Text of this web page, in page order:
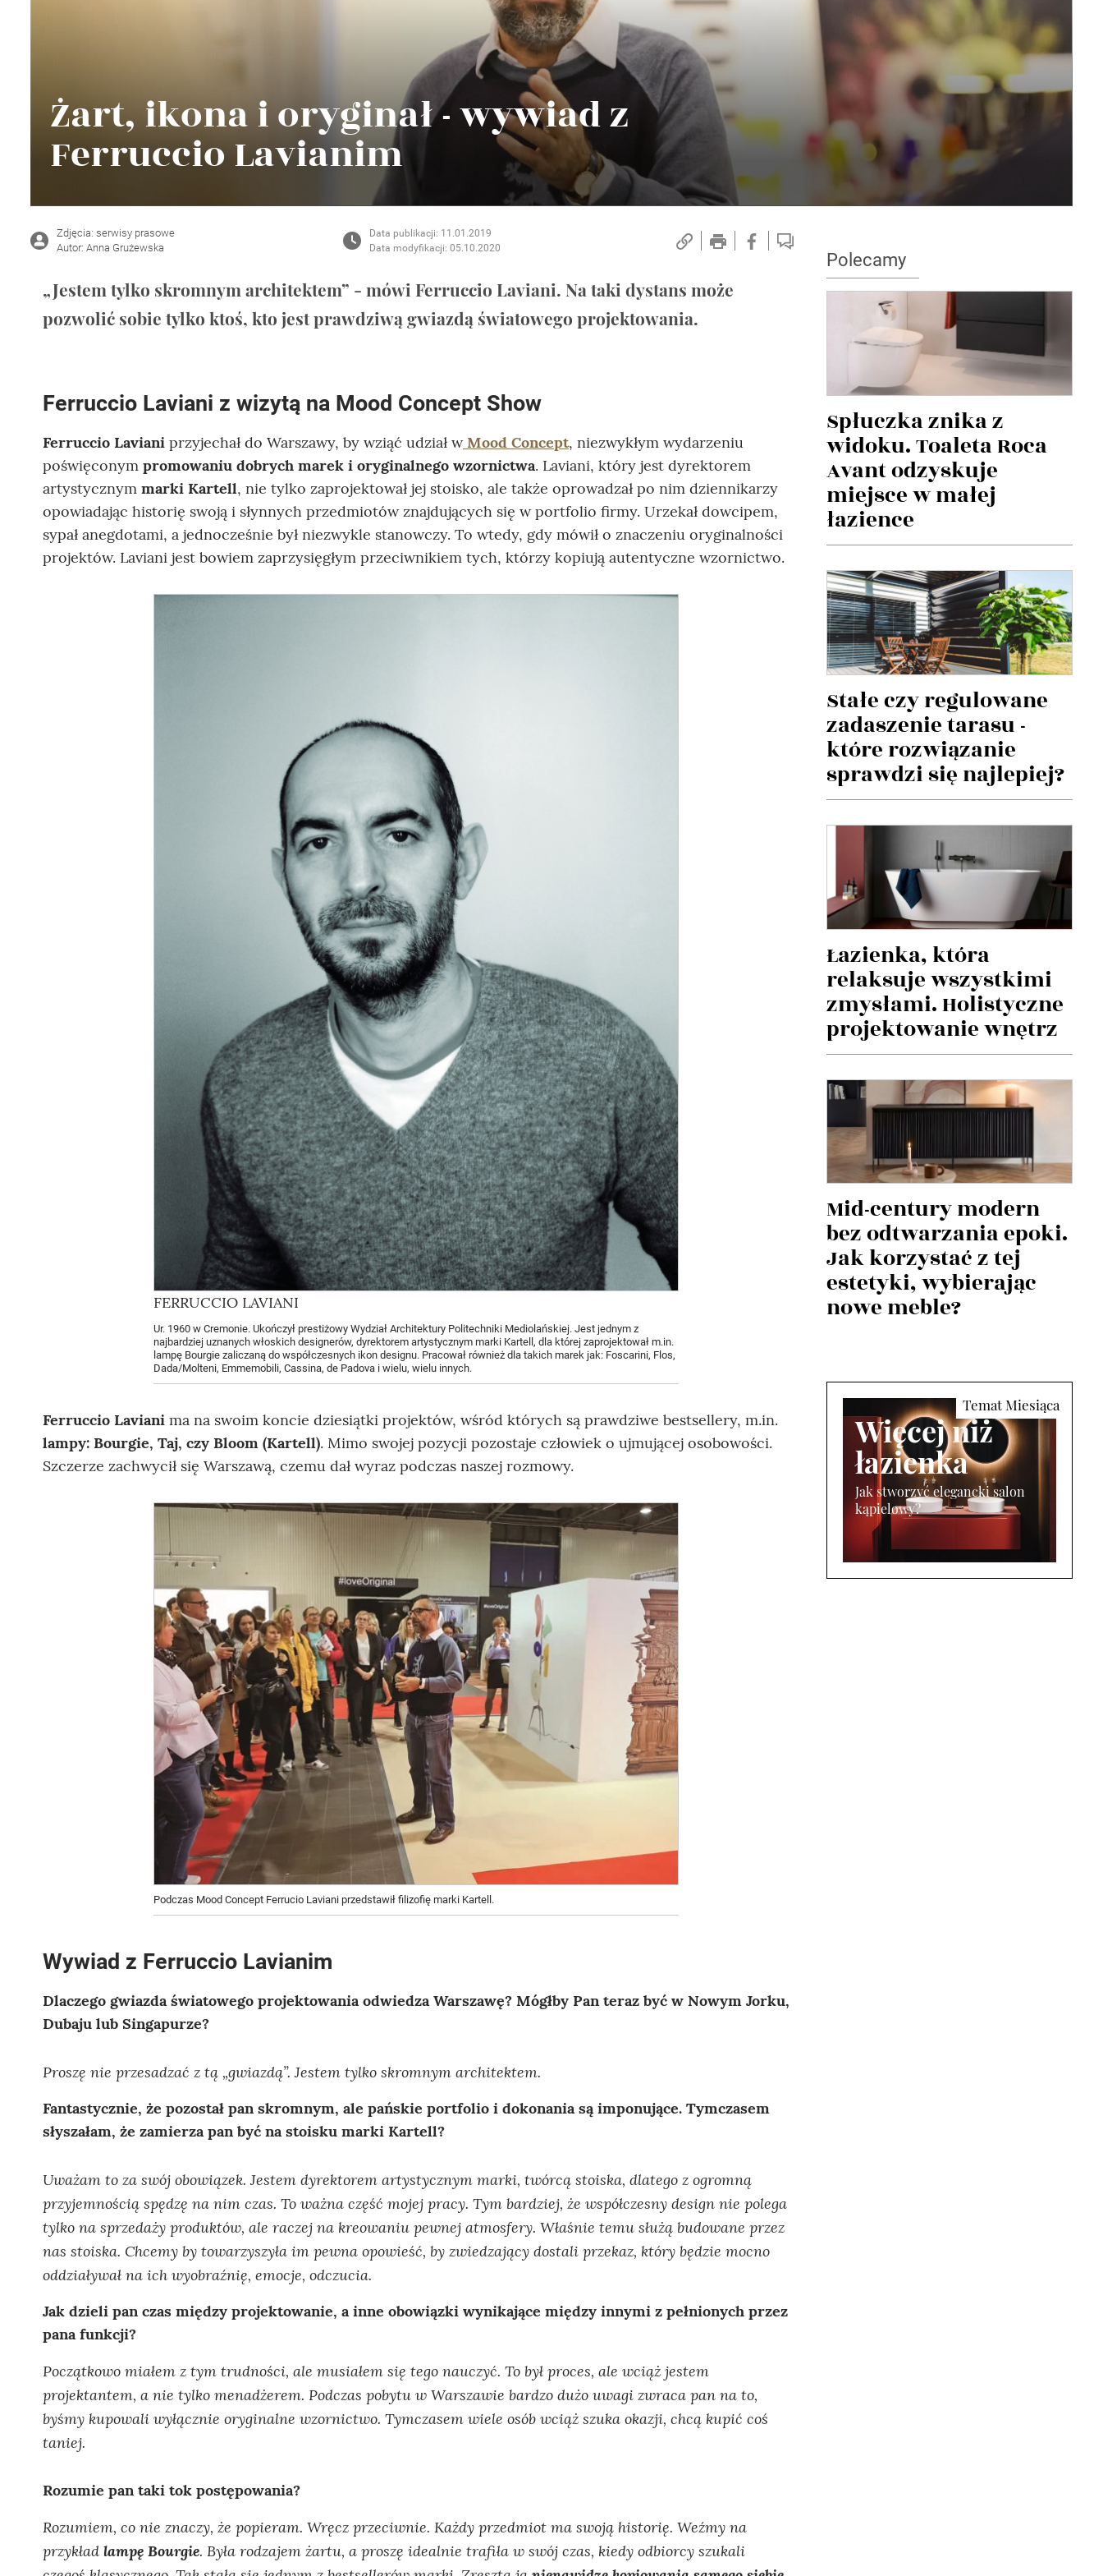
Żart, ikona i oryginał - wywiad z
Ferruccio Lavianim
Zdjęcia: serwisy prasowe
Autor: Anna Grużewska
Data publikacji: 11.01.2019
Data modyfikacji: 05.10.2020
„Jestem tylko skromnym architektem” - mówi Ferruccio Laviani. Na taki dystans może
pozwolić sobie tylko ktoś, kto jest prawdziwą gwiazdą światowego projektowania.
Ferruccio Laviani z wizytą na Mood Concept Show
Ferruccio Laviani przyjechał do Warszawy, by wziąć udział w Mood Concept, niezwykłym wydarzeniu
poświęconym promowaniu dobrych marek i oryginalnego wzornictwa. Laviani, który jest dyrektorem
artystycznym marki Kartell, nie tylko zaprojektował jej stoisko, ale także oprowadzał po nim dziennikarzy
opowiadając historię swoją i słynnych przedmiotów znajdujących się w portfolio firmy. Urzekał dowcipem,
sypał anegdotami, a jednocześnie był niezwykle stanowczy. To wtedy, gdy mówił o znaczeniu oryginalności
projektów. Laviani jest bowiem zaprzysięgłym przeciwnikiem tych, którzy kopiują autentyczne wzornictwo.
FERRUCCIO LAVIANI
Ur. 1960 w Cremonie. Ukończył prestiżowy Wydział Architektury Politechniki Mediolańskiej. Jest jednym z
najbardziej uznanych włoskich designerów, dyrektorem artystycznym marki Kartell, dla której zaprojektował m.in.
lampę Bourgie zaliczaną do współczesnych ikon designu. Pracował również dla takich marek jak: Foscarini, Flos,
Dada/Molteni, Emmemobili, Cassina, de Padova i wielu, wielu innych.
Ferruccio Laviani ma na swoim koncie dziesiątki projektów, wśród których są prawdziwe bestsellery, m.in.
lampy: Bourgie, Taj, czy Bloom (Kartell). Mimo swojej pozycji pozostaje człowiek o ujmującej osobowości.
Szczerze zachwycił się Warszawą, czemu dał wyraz podczas naszej rozmowy.
Podczas Mood Concept Ferrucio Laviani przedstawił filizofię marki Kartell.
Wywiad z Ferruccio Lavianim
Dlaczego gwiazda światowego projektowania odwiedza Warszawę? Mógłby Pan teraz być w Nowym Jorku,
Dubaju lub Singapurze?
Proszę nie przesadzać z tą „gwiazdą”. Jestem tylko skromnym architektem.
Fantastycznie, że pozostał pan skromnym, ale pańskie portfolio i dokonania są imponujące. Tymczasem
słyszałam, że zamierza pan być na stoisku marki Kartell?
Uważam to za swój obowiązek. Jestem dyrektorem artystycznym marki, twórcą stoiska, dlatego z ogromną
przyjemnością spędzę na nim czas. To ważna część mojej pracy. Tym bardziej, że współczesny design nie polega
tylko na sprzedaży produktów, ale raczej na kreowaniu pewnej atmosfery. Właśnie temu służą budowane przez
nas stoiska. Chcemy by towarzyszyła im pewna opowieść, by zwiedzający dostali przekaz, który będzie mocno
oddziaływał na ich wyobraźnię, emocje, odczucia.
Jak dzieli pan czas między projektowanie, a inne obowiązki wynikające między innymi z pełnionych przez
pana funkcji?
Początkowo miałem z tym trudności, ale musiałem się tego nauczyć. To był proces, ale wciąż jestem
projektantem, a nie tylko menadżerem. Podczas pobytu w Warszawie bardzo dużo uwagi zwraca pan na to,
byśmy kupowali wyłącznie oryginalne wzornictwo. Tymczasem wiele osób wciąż szuka okazji, chcą kupić coś
taniej.
Rozumie pan taki tok postępowania?
Rozumiem, co nie znaczy, że popieram. Wręcz przeciwnie. Każdy przedmiot ma swoją historię. Weźmy na
przykład lampę Bourgie. Była rodzajem żartu, a proszę idealnie trafiła w swój czas, kiedy odbiorcy szukali
Polecamy
Spłuczka znika z
widoku. Toaleta Roca
Avant odzyskuje
miejsce w małej
łazience
Stałe czy regulowane
zadaszenie tarasu -
które rozwiązanie
sprawdzi się najlepiej?
Łazienka, która
relaksuje wszystkimi
zmysłami. Holistyczne
projektowanie wnętrz
Mid-century modern
bez odtwarzania epoki.
Jak korzystać z tej
estetyki, wybierając
nowe meble?
Więcej niż
łazienka
Jak stworzyć elegancki salon
kąpielowy?